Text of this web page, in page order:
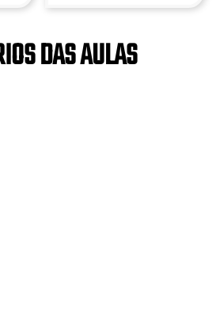
DAS AULAS